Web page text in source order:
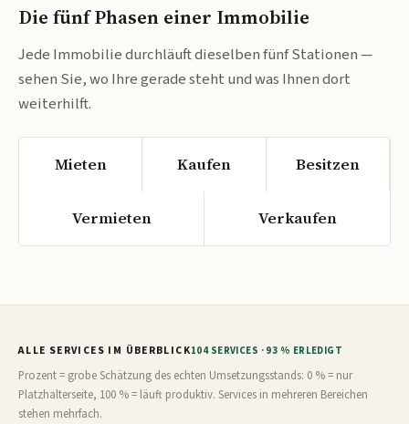
Die fünf Phasen einer Immobilie
Jede Immobilie durchläuft dieselben fünf Stationen —
sehen Sie, wo Ihre gerade steht und was Ihnen dort
weiterhilft.
Mieten Kaufen Besitzen
Vermieten Verkaufen
ALLE SERVICES IM ÜBERBLICK104 SERVICES · 93 % ERLEDIGT
Prozent = grobe Schätzung des echten Umsetzungsstands: 0 % = nur
Platzhalterseite, 100 % = läuft produktiv. Services in mehreren Bereichen
stehen mehrfach.